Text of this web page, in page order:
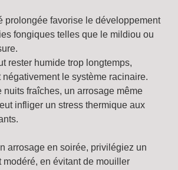
prolongée favorise le développement
fongiques telles que le mildiou ou
rester humide trop longtemps,
négativement le système racinaire.
nuits fraîches, un arrosage même
infliger un stress thermique aux
arrosage en soirée, privilégiez un
modéré, en évitant de mouiller